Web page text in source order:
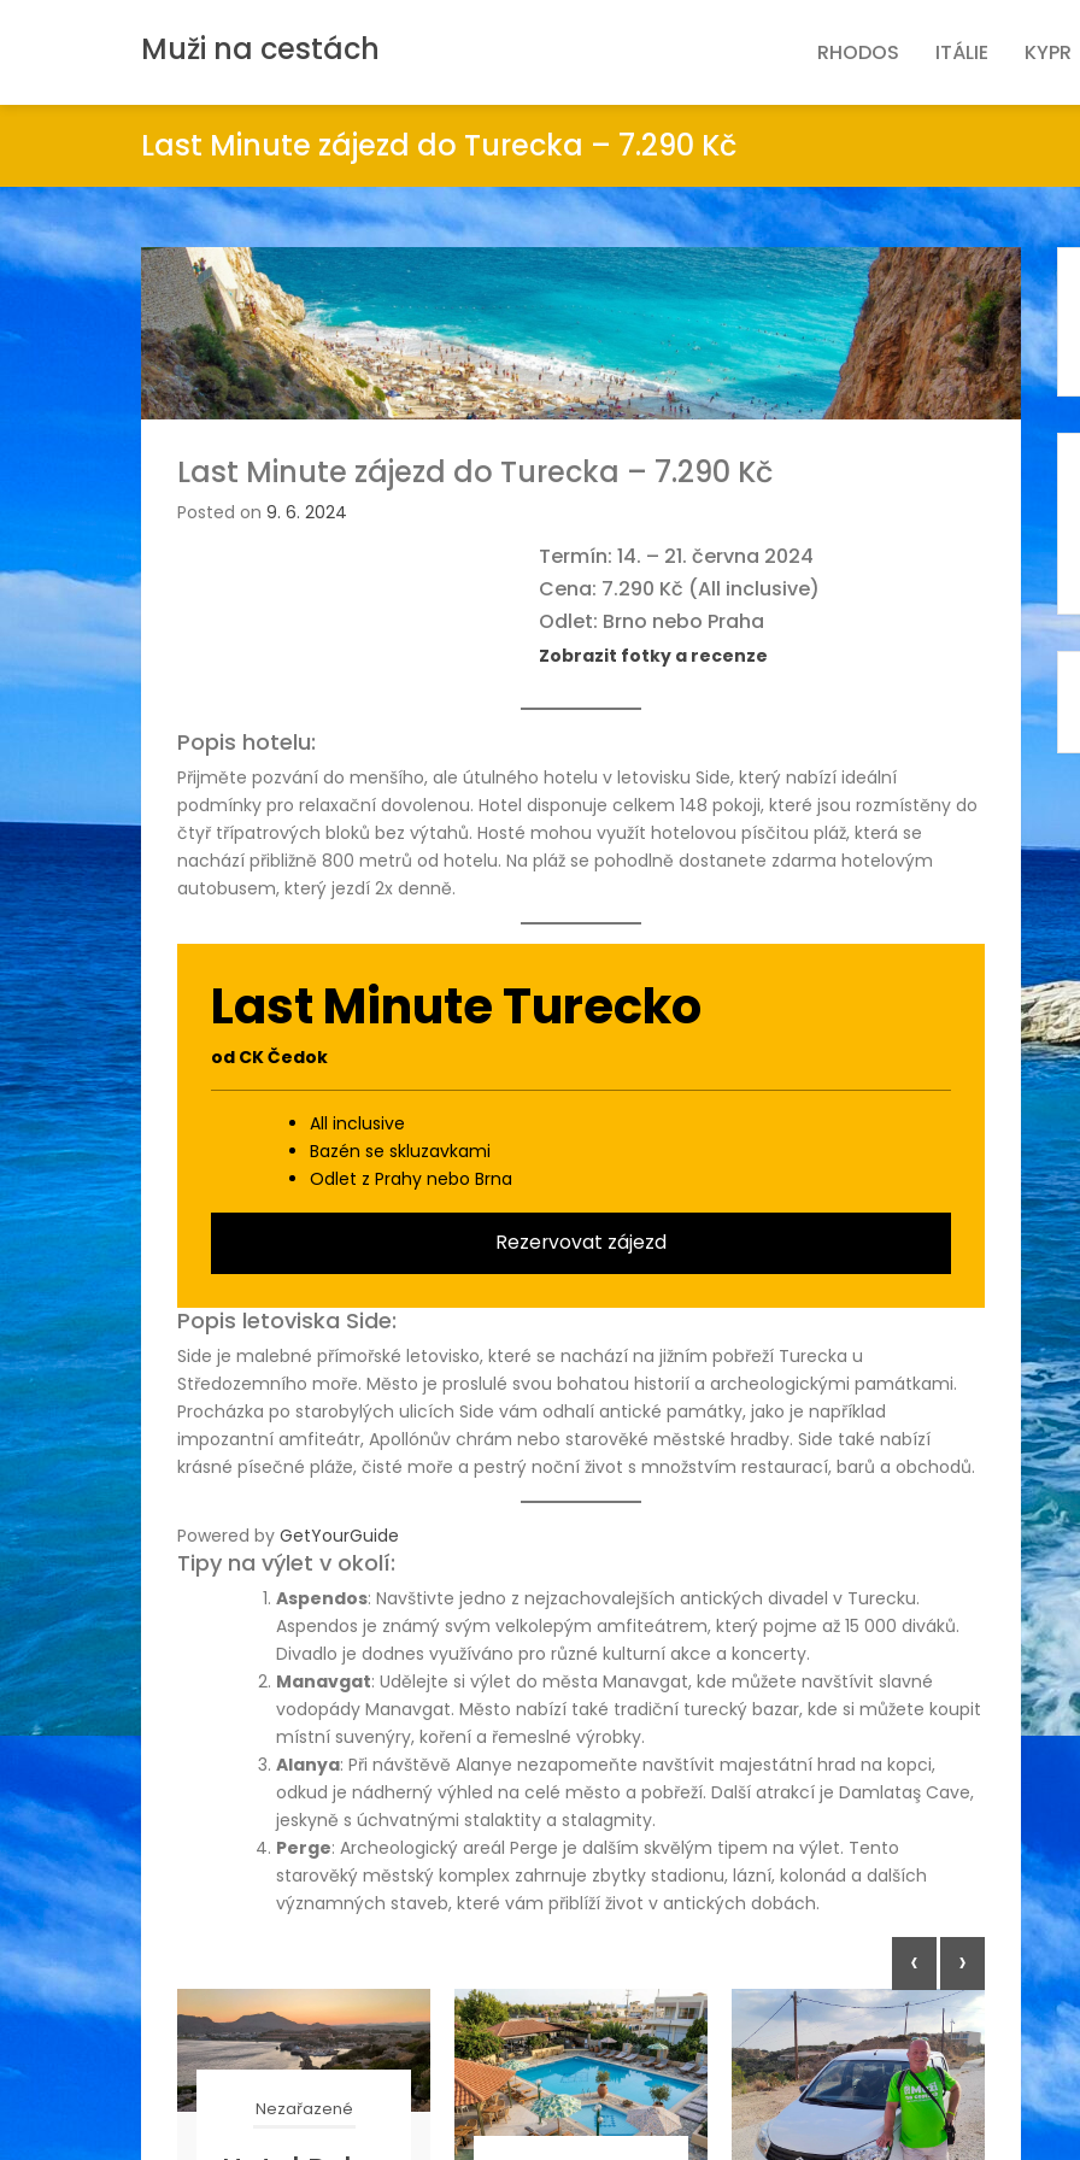
Muži na cestách RHODOS ITÁLIE KYPR
Last Minute zájezd do Turecka – 7.290 Kč
Last Minute zájezd do Turecka – 7.290 Kč
Posted on 9. 6. 2024
Termín: 14. – 21. června 2024
Cena: 7.290 Kč (All inclusive)
Odlet: Brno nebo Praha
Zobrazit fotky a recenze
Popis hotelu:
Přijměte pozvání do menšího, ale útulného hotelu v letovisku Side, který nabízí ideální
podmínky pro relaxační dovolenou. Hotel disponuje celkem 148 pokoji, které jsou rozmístěny do
čtyř třípatrových bloků bez výtahů. Hosté mohou využít hotelovou písčitou pláž, která se
nachází přibližně 800 metrů od hotelu. Na pláž se pohodlně dostanete zdarma hotelovým
autobusem, který jezdí 2x denně.
Last Minute Turecko
od CK Čedok
All inclusive
Bazén se skluzavkami
Odlet z Prahy nebo Brna
Rezervovat zájezd
Popis letoviska Side:
Side je malebné přímořské letovisko, které se nachází na jižním pobřeží Turecka u
Středozemního moře. Město je proslulé svou bohatou historií a archeologickými památkami.
Procházka po starobylých ulicích Side vám odhalí antické památky, jako je například
impozantní amfiteátr, Apollónův chrám nebo starověké městské hradby. Side také nabízí
krásné písečné pláže, čisté moře a pestrý noční život s množstvím restaurací, barů a obchodů.
Powered by GetYourGuide
Tipy na výlet v okolí:
Aspendos: Navštivte jedno z nejzachovalejších antických divadel v Turecku.
Aspendos je známý svým velkolepým amfiteátrem, který pojme až 15 000 diváků.
Divadlo je dodnes využíváno pro různé kulturní akce a koncerty.
Manavgat: Udělejte si výlet do města Manavgat, kde můžete navštívit slavné
vodopády Manavgat. Město nabízí také tradiční turecký bazar, kde si můžete koupit
místní suvenýry, koření a řemeslné výrobky.
Alanya: Při návštěvě Alanye nezapomeňte navštívit majestátní hrad na kopci,
odkud je nádherný výhled na celé město a pobřeží. Další atrakcí je Damlataş Cave,
jeskyně s úchvatnými stalaktity a stalagmity.
Perge: Archeologický areál Perge je dalším skvělým tipem na výlet. Tento
starověký městský komplex zahrnuje zbytky stadionu, lázní, kolonád a dalších
významných staveb, které vám přiblíží život v antických dobách.
Nezařazené
‹ ›